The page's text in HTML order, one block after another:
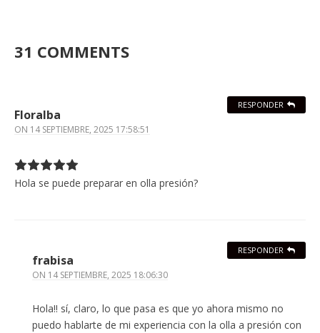
31 COMMENTS
Floralba
ON 14 SEPTIEMBRE, 2025 17:58:51
Hola se puede preparar en olla presión?
RESPONDER
frabisa
ON 14 SEPTIEMBRE, 2025 18:06:30
Hola!! sí, claro, lo que pasa es que yo ahora mismo no
puedo hablarte de mi experiencia con la olla a presión con
RESPONDER